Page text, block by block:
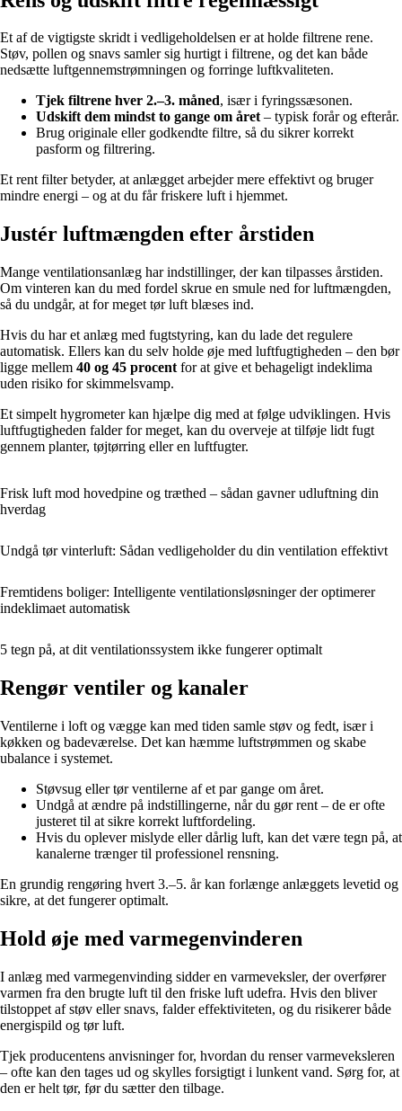
Et af de vigtigste skridt i vedligeholdelsen er at holde filtrene rene.
Støv, pollen og snavs samler sig hurtigt i filtrene, og det kan både
nedsætte luftgennemstrømningen og forringe luftkvaliteten.
Tjek filtrene hver 2.–3. måned, især i fyringssæsonen.
Udskift dem mindst to gange om året– typisk forår og efterår.
Brug originale eller godkendte filtre, så du sikrer korrekt
pasform og filtrering.
Et rent filter betyder, at anlægget arbejder mere effektivt og bruger
mindre energi – og at du får friskere luft i hjemmet.
Justér luftmængden efter årstiden
Mange ventilationsanlæg har indstillinger, der kan tilpasses årstiden.
Om vinteren kan du med fordel skrue en smule ned for luftmængden,
så du undgår, at for meget tør luft blæses ind.
Hvis du har et anlæg med fugtstyring, kan du lade det regulere
automatisk. Ellers kan du selv holde øje med luftfugtigheden – den bør
ligge mellem 40 og 45 procent for at give et behageligt indeklima
uden risiko for skimmelsvamp.
Et simpelt hygrometer kan hjælpe dig med at følge udviklingen. Hvis
luftfugtigheden falder for meget, kan du overveje at tilføje lidt fugt
gennem planter, tøjtørring eller en luftfugter.
Frisk luft mod hovedpine og træthed – sådan gavner udluftning din
hverdag
Undgå tør vinterluft: Sådan vedligeholder du din ventilation effektivt
Fremtidens boliger: Intelligente ventilationsløsninger der optimerer
indeklimaet automatisk
5 tegn på, at dit ventilationssystem ikke fungerer optimalt
Rengør ventiler og kanaler
Ventilerne i loft og vægge kan med tiden samle støv og fedt, især i
køkken og badeværelse. Det kan hæmme luftstrømmen og skabe
ubalance i systemet.
Støvsug eller tør ventilerne af et par gange om året.
Undgå at ændre på indstillingerne, når du gør rent – de er ofte
justeret til at sikre korrekt luftfordeling.
Hvis du oplever mislyde eller dårlig luft, kan det være tegn på, at
kanalerne trænger til professionel rensning.
En grundig rengøring hvert 3.–5. år kan forlænge anlæggets levetid og
sikre, at det fungerer optimalt.
Hold øje med varmegenvinderen
I anlæg med varmegenvinding sidder en varmeveksler, der overfører
varmen fra den brugte luft til den friske luft udefra. Hvis den bliver
tilstoppet af støv eller snavs, falder effektiviteten, og du risikerer både
energispild og tør luft.
Tjek producentens anvisninger for, hvordan du renser varmeveksleren
– ofte kan den tages ud og skylles forsigtigt i lunkent vand. Sørg for, at
den er helt tør, før du sætter den tilbage.